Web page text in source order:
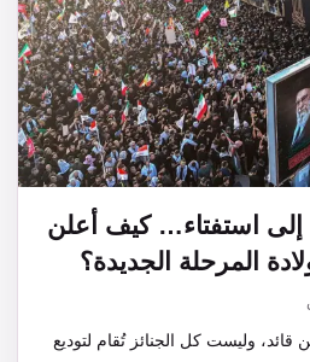
إلى استفتاء… كيف أعلن
المرحلة الجديدة؟
وليست كل الجنائز تُقام لتوديع